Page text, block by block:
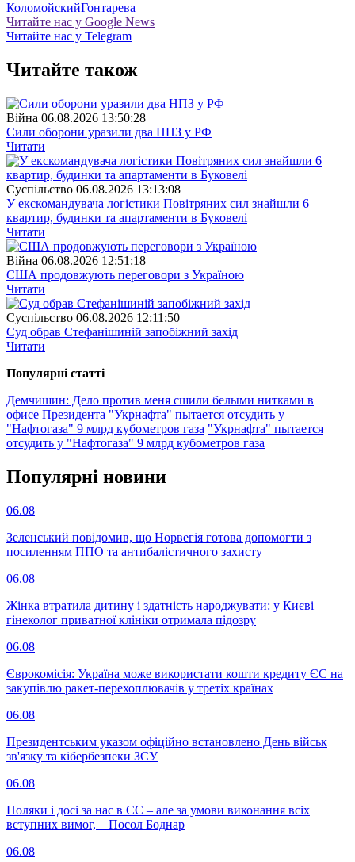
КоломойскийГонтарева
Читайте нас у Google News
Читайте нас у Telegram
Читайте також
Війна 06.08.2026 13:50:28
Сили оборони уразили два НПЗ у РФ
Читати
Суспiльство 06.08.2026 13:13:08
У екскомандувача логістики Повітряних сил знайшли 6
квартир, будинки та апартаменти в Буковелі
Читати
Війна 06.08.2026 12:51:18
США продовжують переговори з Україною
Читати
Суспiльство 06.08.2026 12:11:50
Суд обрав Стефанішиній запобіжний захід
Читати
Популярнi статтi
Демчишин: Дело против меня сшили белыми нитками в
офисе Президента "Укрнафта" пытается отсудить у
"Нафтогаза" 9 млрд кубометров газа "Укрнафта" пытается
отсудить у "Нафтогаза" 9 млрд кубометров газа
Популярнi новини
06.08
Зеленський повідомив, що Норвегія готова допомогти з
посиленням ППО та антибалістичного захисту
06.08
Жінка втратила дитину і здатність народжувати: у Києві
гінеколог приватної клініки отримала підозру
06.08
Єврокомісія: Україна може використати кошти кредиту ЄС на
закупівлю ракет-перехоплювачів у третіх країнах
06.08
Президентським указом офіційно встановлено День військ
зв'язку та кібербезпеки ЗСУ
06.08
Поляки і досі за нас в ЄС – але за умови виконання всіх
вступних вимог, – Посол Боднар
06.08